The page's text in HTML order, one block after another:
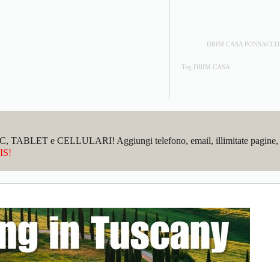
DRIM CASA PONSACCO
Tag DRIM CASA
TABLET e CELLULARI! Aggiungi telefono, email, illimitate pagine,